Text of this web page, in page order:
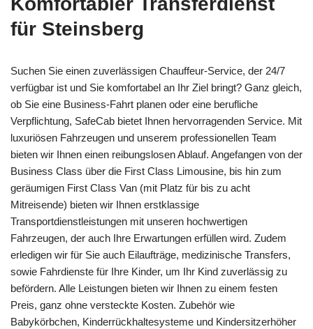
für Steinsberg
Suchen Sie einen zuverlässigen Chauffeur-Service, der 24/7
verfügbar ist und Sie komfortabel an Ihr Ziel bringt? Ganz gleich,
ob Sie eine Business-Fahrt planen oder eine berufliche
Verpflichtung, SafeCab bietet Ihnen hervorragenden Service. Mit
luxuriösen Fahrzeugen und unserem professionellen Team
bieten wir Ihnen einen reibungslosen Ablauf. Angefangen von der
Business Class über die First Class Limousine, bis hin zum
geräumigen First Class Van (mit Platz für bis zu acht
Mitreisende) bieten wir Ihnen erstklassige
Transportdienstleistungen mit unseren hochwertigen
Fahrzeugen, der auch Ihre Erwartungen erfüllen wird. Zudem
erledigen wir für Sie auch Eilaufträge, medizinische Transfers,
sowie Fahrdienste für Ihre Kinder, um Ihr Kind zuverlässig zu
befördern. Alle Leistungen bieten wir Ihnen zu einem festen
Preis, ganz ohne versteckte Kosten. Zubehör wie
Babykörbchen, Kinderrückhaltesysteme und Kindersitzerhöher